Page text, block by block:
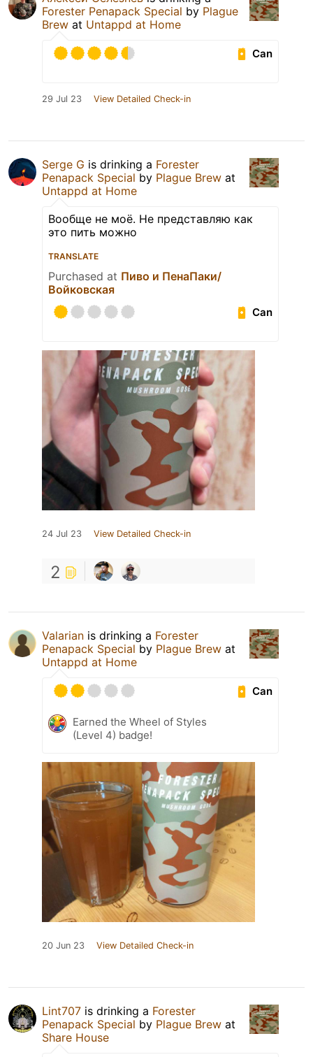
Forester Penapack Special by Plague
Brew at Untappd at Home
Can
29 Jul 23 View Detailed Check-in
Serge G is drinking a Forester
Penapack Special by Plague Brew at
Untappd at Home
Вообще не моё. Не представляю как
это пить можно
TRANSLATE
Purchased at Пиво и ПенаПаки/
Войковская
Can
24 Jul 23 View Detailed Check-in
2
Valarian is drinking a Forester
Penapack Special by Plague Brew at
Untappd at Home
Can
Earned the Wheel of Styles
(Level 4) badge!
20 Jun 23 View Detailed Check-in
Lint707 is drinking a Forester
Penapack Special by Plague Brew at
Share House